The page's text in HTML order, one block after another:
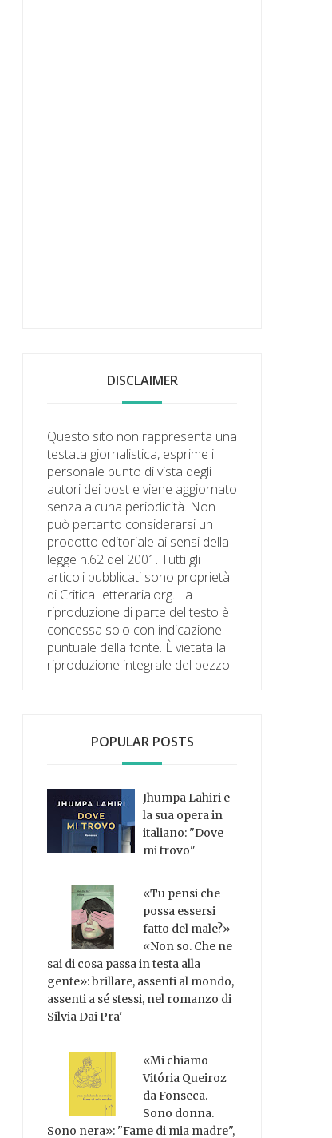
DISCLAIMER
Questo sito non rappresenta una
testata giornalistica, esprime il
personale punto di vista degli
autori dei post e viene aggiornato
senza alcuna periodicità. Non
può pertanto considerarsi un
prodotto editoriale ai sensi della
legge n.62 del 2001. Tutti gli
articoli pubblicati sono proprietà
di CriticaLetteraria.org. La
riproduzione di parte del testo è
concessa solo con indicazione
puntuale della fonte. È vietata la
riproduzione integrale del pezzo.
POPULAR POSTS
Jhumpa Lahiri e
la sua opera in
italiano: "Dove
mi trovo"
«Tu pensi che
possa essersi
fatto del male?»
«Non so. Che ne
sai di cosa passa in testa alla
gente»: brillare, assenti al mondo,
assenti a sé stessi, nel romanzo di
Silvia Dai Pra'
«Mi chiamo
Vitória Queiroz
da Fonseca.
Sono donna.
Sono nera»: "Fame di mia madre",